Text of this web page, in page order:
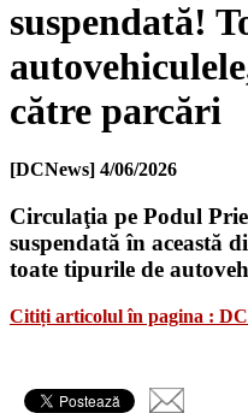
suspendată!
către parcări
[DCNews] 4/06/2026
Circulaţia pe Podul
suspendată în această
toate tipurile de
Citiți articolul în pagina :